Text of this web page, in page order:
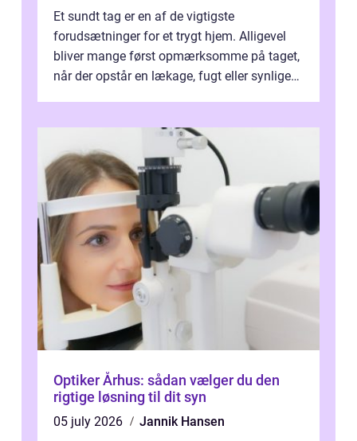
Et sundt tag er en af de vigtigste
forudsætninger for et trygt hjem. Alligevel
bliver mange først opmærksomme på taget,
når der opstår en lækage, fugt eller synlige
Optiker Århus: sådan vælger du den
rigtige løsning til dit syn
05 july 2026
Jannik Hansen